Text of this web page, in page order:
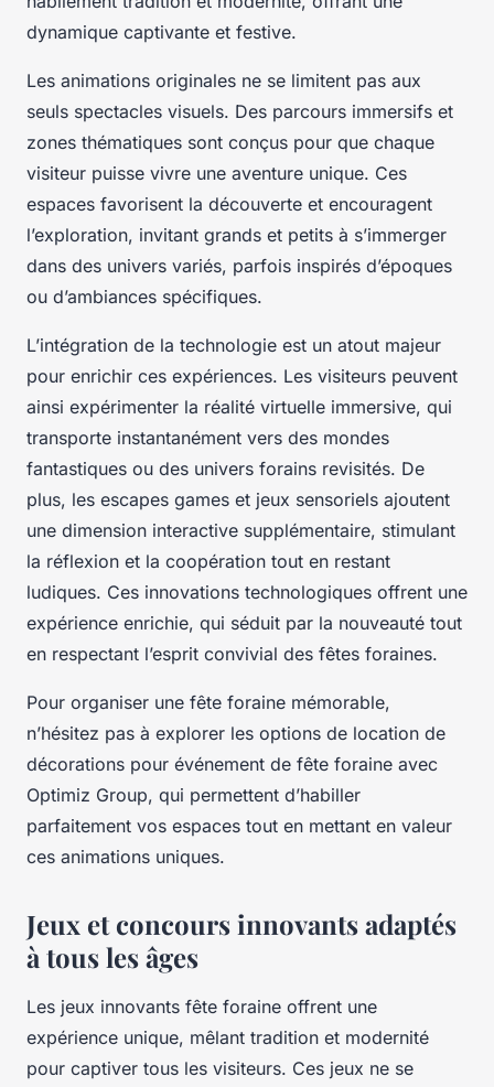
dynamique captivante et festive.
Les animations originales ne se limitent pas aux
seuls spectacles visuels. Des parcours immersifs et
zones thématiques sont conçus pour que chaque
visiteur puisse vivre une aventure unique. Ces
espaces favorisent la découverte et encouragent
l’exploration, invitant grands et petits à s’immerger
dans des univers variés, parfois inspirés d’époques
ou d’ambiances spécifiques.
L’intégration de la technologie est un atout majeur
pour enrichir ces expériences. Les visiteurs peuvent
ainsi expérimenter la réalité virtuelle immersive, qui
transporte instantanément vers des mondes
fantastiques ou des univers forains revisités. De
plus, les escapes games et jeux sensoriels ajoutent
une dimension interactive supplémentaire, stimulant
la réflexion et la coopération tout en restant
ludiques. Ces innovations technologiques offrent une
expérience enrichie, qui séduit par la nouveauté tout
en respectant l’esprit convivial des fêtes foraines.
Pour organiser une fête foraine mémorable,
n’hésitez pas à explorer les options de location de
décorations pour événement de fête foraine avec
Optimiz Group, qui permettent d’habiller
parfaitement vos espaces tout en mettant en valeur
ces animations uniques.
Jeux et concours innovants adaptés
à tous les âges
Les jeux innovants fête foraine offrent une
expérience unique, mêlant tradition et modernité
pour captiver tous les visiteurs. Ces jeux ne se